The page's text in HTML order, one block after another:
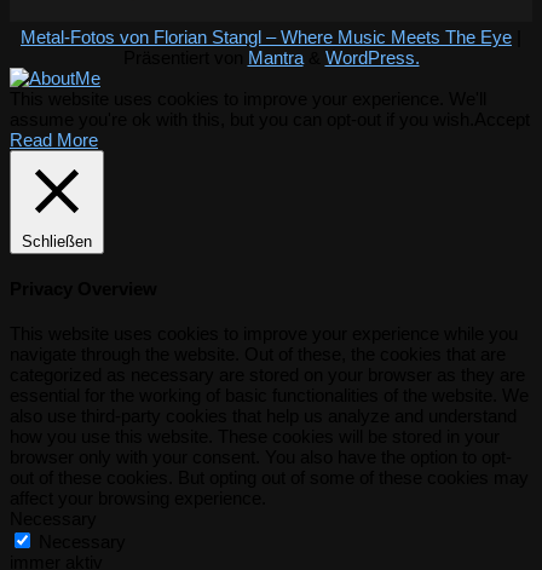
Metal-Fotos von Florian Stangl – Where Music Meets The Eye
Mantra& WordPress.
Read More
Schließen